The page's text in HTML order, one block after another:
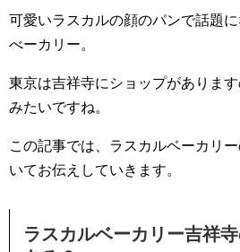
可愛いラスカルの顔のパンで話題
べーカリー。
東京は吉祥寺にショップがありま
みたいですね。
この記事では、ラスカルベーカリ
いてお伝えしていきます。
ラスカルベーカリー吉祥